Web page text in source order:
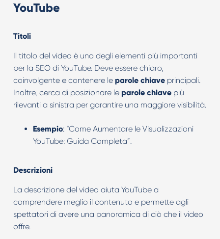
YouTube
Titoli
Il titolo del video è uno degli elementi più importanti
per la SEO di YouTube. Deve essere chiaro,
coinvolgente e contenere le parole chiaveprincipali.
Inoltre, cerca di posizionare le parole chiavepiù
rilevanti a sinistra per garantire una maggiore visibilità.
Esempio: “Come Aumentare le Visualizzazioni
YouTube: Guida Completa”.
Descrizioni
La descrizione del video aiuta YouTube a
comprendere meglio il contenuto e permette agli
spettatori di avere una panoramica di ciò che il video
offre.